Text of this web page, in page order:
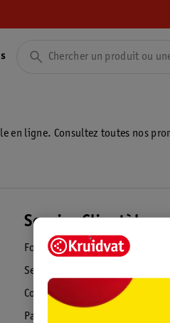
en ligne. Consultez toutes nos
Service Clientèle
Foire aux questions
Service Clientèle
Commande & Livraison
Paiement